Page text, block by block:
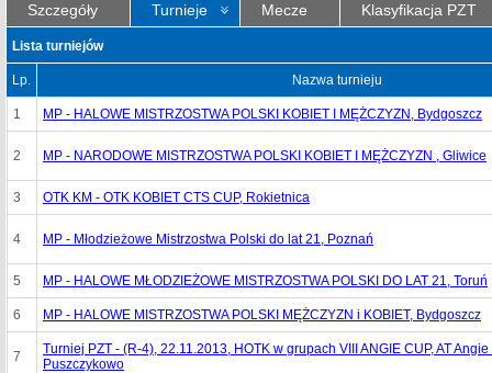
Szczegóły Turnieje Mecze Klasyfikacja PZT
Lista turniejów
Lp. Nazwa turnieju
1 MP - HALOWE MISTRZOSTWA POLSKI KOBIET I MĘŻCZYZN, Bydgoszcz
2 MP - NARODOWE MISTRZOSTWA POLSKI KOBIET I MĘŻCZYZN , Gliwice
3 OTK KM - OTK KOBIET CTS CUP, Rokietnica
4 MP - Młodzieżowe Mistrzostwa Polski do lat 21, Poznań
5 MP - HALOWE MŁODZIEŻOWE MISTRZOSTWA POLSKI DO LAT 21, Toruń
6 MP - HALOWE MISTRZOSTWA POLSKI MĘŻCZYZN i KOBIET, Bydgoszcz
7
Turniej PZT - (R-4), 22.11.2013, HOTK w grupach VIII ANGIE CUP, AT
Puszczykowo